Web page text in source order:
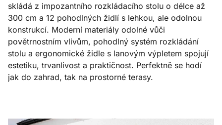
skládá z impozantního rozkládacího stolu o délce až
300 cm a 12 pohodlných židlí s lehkou, ale odolnou
konstrukcí. Moderní materiály odolné vůči
povětrnostním vlivům, pohodlný systém rozkládání
stolu a ergonomické židle s lanovým výpletem spojují
estetiku, trvanlivost a praktičnost. Perfektně se hodí
jak do zahrad, tak na prostorné terasy.